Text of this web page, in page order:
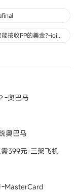
下一篇：国区PP.是不是绑定招商银行.招商可以直接能按收PP的美金?-ioioio
-奧巴马
奥巴马
399元-三架飞机
-MasterCard